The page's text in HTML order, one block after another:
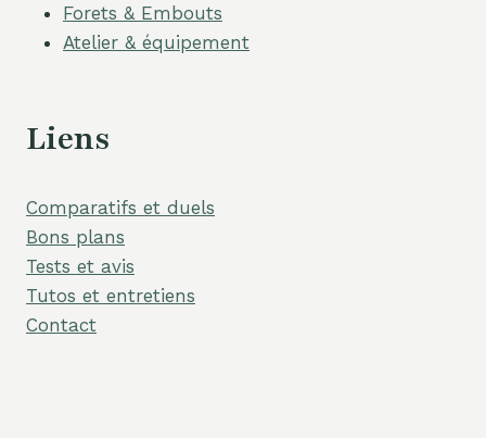
Forets & Embouts
Atelier & équipement
Liens
Comparatifs et duels
Bons plans
Tests et avis
Tutos et entretiens
Contact